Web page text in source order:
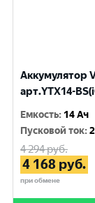
Аккумулятор
арт.YTX14-
Емкость: 14 Ач
Пусковой ток:
4 294руб.
4 168 руб.
при обмене